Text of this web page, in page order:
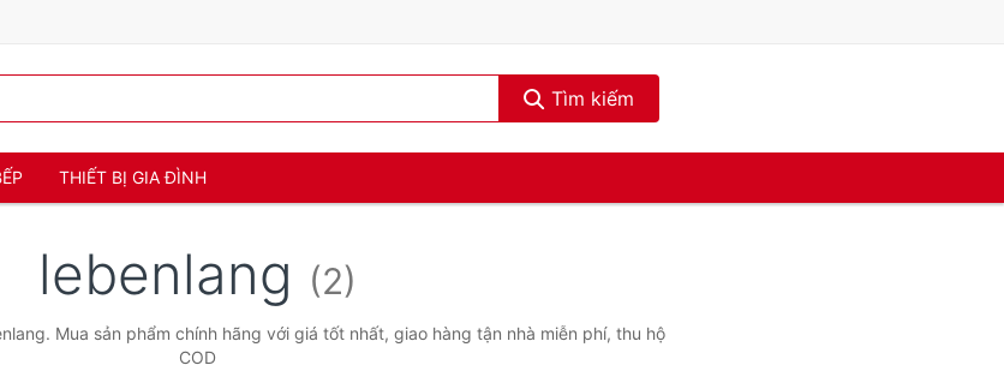
Tìm kiếm
THIẾT BỊ GIA ĐÌNH
lebenlang (2)
Mua sản phẩm chính hãng với giá tốt nhất, giao hàng tận nhà miễn phí, thu hộ
COD